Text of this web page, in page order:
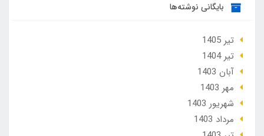
بایگانی نوشته‌ها
تير 1405
تير 1404
آبان 1403
مهر 1403
شهریور 1403
مرداد 1403